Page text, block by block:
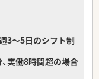
3～5日のシフト制
実働8時間超の場合